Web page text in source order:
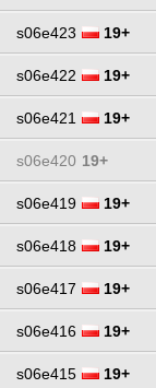
s06e423 19+
s06e422 19+
s06e421 19+
s06e420 19+
s06e419 19+
s06e418 19+
s06e417 19+
s06e416 19+
s06e415 19+